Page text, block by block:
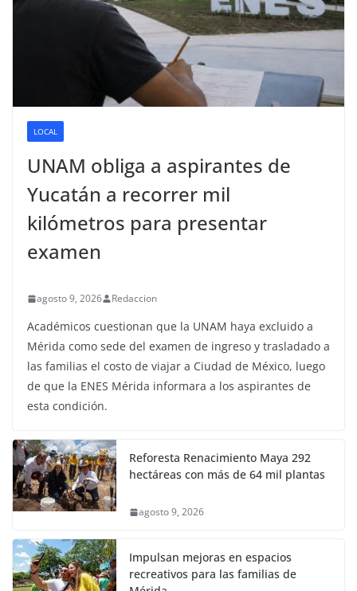
LOCAL
UNAM obliga a aspirantes de
Yucatán a recorrer mil
kilómetros para presentar
examen
agosto 9, 2026 Redaccion
Académicos cuestionan que la UNAM haya excluido a
Mérida como sede del examen de ingreso y trasladado a
las familias el costo de viajar a Ciudad de México, luego
de que la ENES Mérida informara a los aspirantes de
esta condición.
Reforesta Renacimiento Maya 292
hectáreas con más de 64 mil plantas
agosto 9, 2026
Impulsan mejoras en espacios
recreativos para las familias de